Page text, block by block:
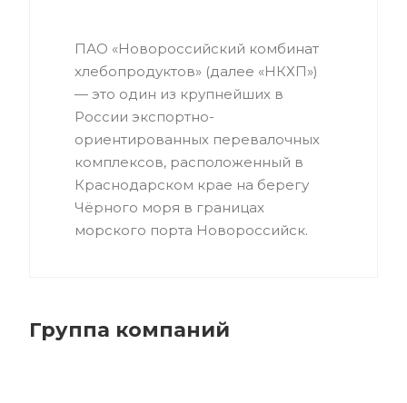
ПАО «Новороссийский комбинат
хлебопродуктов» (далее «НКХП»)
— это один из крупнейших в
России экспортно-
ориентированных перевалочных
комплексов, расположенный в
Краснодарском крае на берегу
Чёрного моря в границах
морского порта Новороссийск.
Группа компаний